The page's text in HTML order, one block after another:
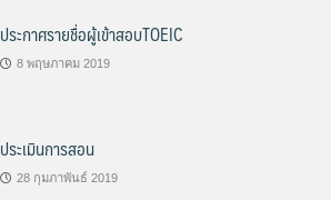
ประกาศรายชื่อผู้เข้าสอบTOEIC
8 พฤษภาคม 2019
ประเมินการสอน
28 กุมภาพันธ์ 2019